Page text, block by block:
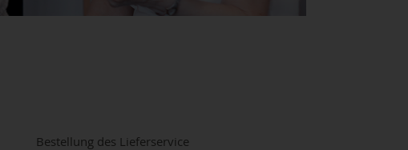
Bestellung des Lieferservice